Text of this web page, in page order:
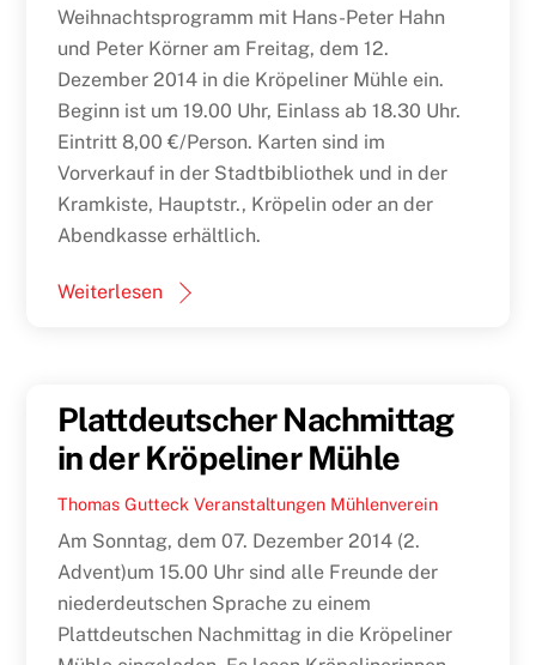
Weihnachtsprogramm mit Hans-Peter Hahn
und Peter Körner am Freitag, dem 12.
Dezember 2014 in die Kröpeliner Mühle ein.
Beginn ist um 19.00 Uhr, Einlass ab 18.30 Uhr.
Eintritt 8,00 €/Person. Karten sind im
Vorverkauf in der Stadtbibliothek und in der
Kramkiste, Hauptstr., Kröpelin oder an der
Abendkasse erhältlich.
Weiterlesen
Plattdeutscher Nachmittag
in der Kröpeliner Mühle
Thomas Gutteck Veranstaltungen Mühlenverein
Am Sonntag, dem 07. Dezember 2014 (2.
Advent)um 15.00 Uhr sind alle Freunde der
niederdeutschen Sprache zu einem
Plattdeutschen Nachmittag in die Kröpeliner